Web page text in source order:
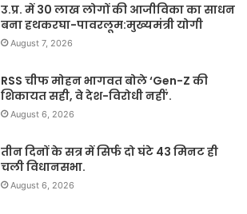
उ.प्र. में 30 लाख लोगों की आजीविका का साधन
बना हथकरघा-पावरलूम:मुख्यमंत्री योगी
August 7, 2026
RSS चीफ मोहन भागवत बोले ‘Gen-Z की
शिकायत सही, वे देश-विरोधी नहीं’.
August 6, 2026
तीन दिनों के सत्र में सिर्फ दो घंटे 43 मिनट ही
चली विधानसभा.
August 6, 2026